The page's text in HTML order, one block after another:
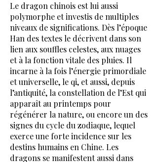
Le dragon chinois est lui aussi
polymorphe et investis de multiples
niveaux de significations. Dès l’époque
Han des textes le décrivent dans son
lien aux souffles celestes, aux nuages
et à la fonction vitale des pluies. Il
incarne à la fois l’énergie primordiale
et universelle, le qi, et aussi, depuis
l’antiquité, la constellation de l’Est qui
apparaît au printemps pour
régénérer la nature, ou encore un des
signes du cycle du zodiaque, lequel
exerce une forte incidence sur les
destins humains en Chine. Les
dragons se manifestent aussi dans